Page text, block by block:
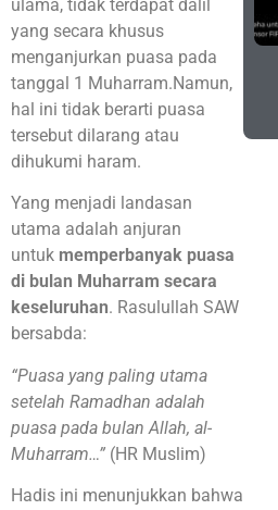
ulama, tidak terdapat dalil
yang secara khusus
menganjurkan puasa pada
tanggal 1 Muharram.Namun,
hal ini tidak berarti puasa
tersebut dilarang atau
dihukumi haram.
Yang menjadi landasan
utama adalah anjuran
untuk memperbanyak puasa
di bulan Muharram secara
keseluruhan. Rasulullah SAW
bersabda:
“Puasa yang paling utama
setelah Ramadhan adalah
puasa pada bulan Allah, al-
Muharram…” (HR Muslim)
Hadis ini menunjukkan bahwa